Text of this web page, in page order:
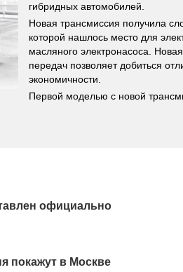
гибридных автомобилей.
Новая трансмиссия получила
которой нашлось место для
масляного электронасоса.
передач позволяет добиться
экономичности.
Первой моделью с новой
официально
покажут в Москве